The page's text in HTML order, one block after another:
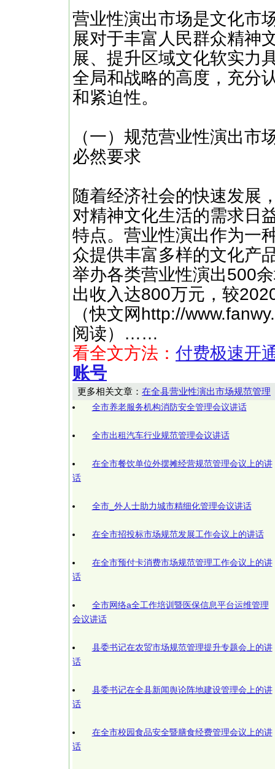
营业性演出市场是文化市
展对于丰富人民群众精神
展、提升区域文化软实力
全局和战略的高度，充分
和紧迫性。
（一）规范营业性演出市
必然要求
随着经济社会的快速发展
对精神文化生活的需求日
特点。营业性演出作为一
众提供丰富多样的文化产
举办各类营业性演出500
出收入达800万元，较
（快文网http://
阅读）……
看全文方法： 付费极速开
账号
更多相关文章： 在全县营业性演出市场规范管理
全市养老服务机构消防安全管理会议讲话
全市出租汽车行业规范管理会议讲话
在全市餐饮单位外摆摊经营规范管理会议上的讲
话
全市_外人士助力城市精细化管理会议讲话
在全市招投标市场规范发展工作会议上的讲话
在全市预付卡消费市场规范管理工作会议上的讲
话
全市网络a全工作培训暨医保信息平台运维管理
会议讲话
县委书记在农贸市场规范管理提升专题会上的讲
话
县委书记在全县新闻舆论阵地建设管理会上的讲
话
在全市校园食品安全暨膳食经费管理会议上的讲
话